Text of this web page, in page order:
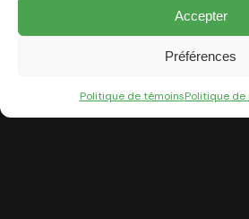
Accepter
Préférences
Politique de témoinsPolitique